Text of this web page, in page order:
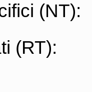
(NT):
(RT):